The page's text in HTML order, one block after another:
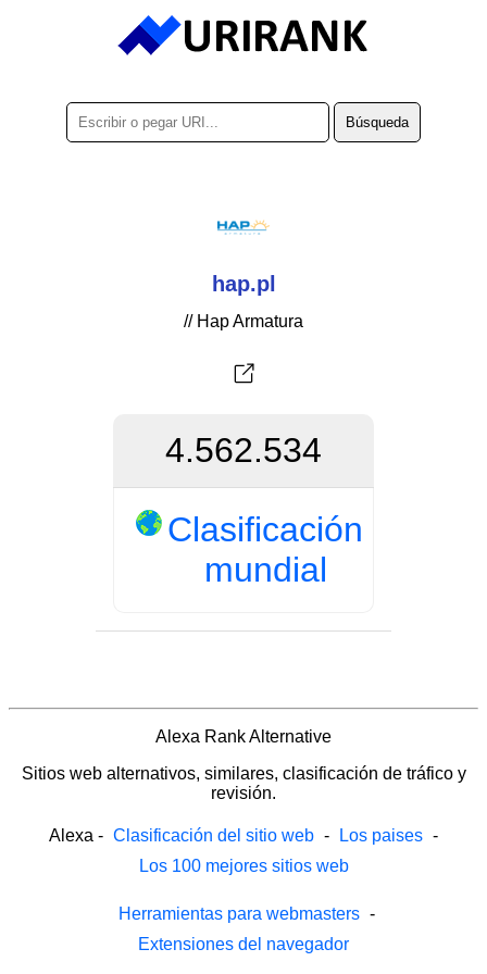
hap.pl
// Hap Armatura
4.562.534
Clasificación
mundial
Alexa Rank Alternative
Sitios web alternativos, similares, clasificación de tráfico y
revisión.
Alexa - Clasificación del sitio web - Los paises -
Los 100 mejores sitios web
Herramientas para webmasters -
Extensiones del navegador